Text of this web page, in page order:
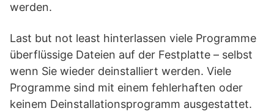
werden.
Last but not least hinterlassen viele Programme
überflüssige Dateien auf der Festplatte – selbst
wenn Sie wieder deinstalliert werden. Viele
Programme sind mit einem fehlerhaften oder
keinem Deinstallationsprogramm ausgestattet.